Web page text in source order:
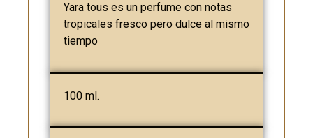
Yara tous es un perfume con notas
tropicales fresco pero dulce al mismo
tiempo
100 ml.